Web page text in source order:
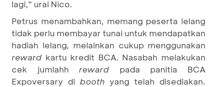
lagi,” urai Nico.
Petrus menambahkan, memang peserta lelang
tidak perlu membayar tunai untuk mendapatkan
hadiah lelang, melainkan cukup menggunakan
reward kartu kredit BCA. Nasabah melakukan
cek jumlahhreward pada panitia BCA
Expoversary di booth yang telah disediakan.